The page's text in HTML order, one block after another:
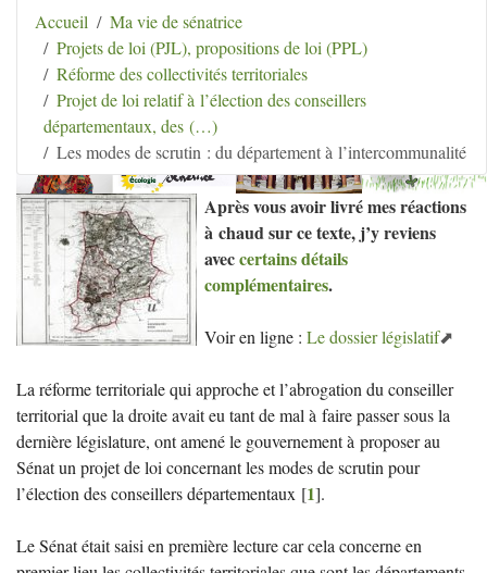
Aller au contenu Aller au menu
secondaire | Aller à la recherche
Hélène Lipietz
Ancienne Sénatrice de Seine-et-Marne
Accueil
Ma vie de sénatrice
Projets de loi (PJL), propositions de loi (PPL)
Réforme des collectivités territoriales
Projet de loi relatif à l’élection des conseillers
départementaux, des (…)
Les modes de scrutin : du département à l’intercommunalité
Après vous avoir livré mes réactions
à chaud sur ce texte, j’y reviens
aveccertains détails
complémentaires.
Voir en ligne :Le dossier législatif
La réforme territoriale qui approche et l’abrogation du conseiller
territorial que la droite avait eu tant de mal à faire passer sous la
dernière législature, ont amené le gouvernement à proposer au
Sénat un projet de loi concernant les modes de scrutin pour
l’élection des conseillers départementaux [1].
Le Sénat était saisi en première lecture car cela concerne en